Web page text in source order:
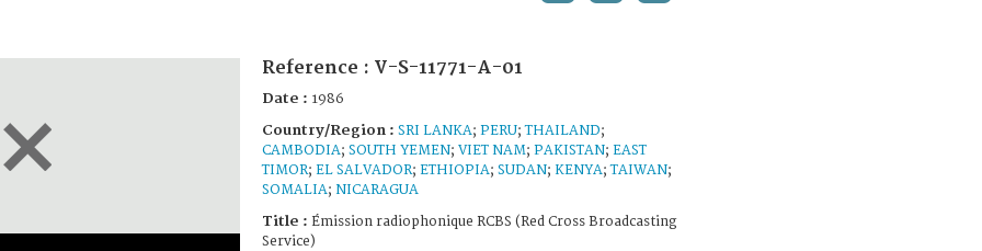
Reference : V-S-11771-A-01
Date : 1986
Country/Region : SRI LANKA; PERU;THAILAND;
CAMBODIA; SOUTH YEMEN; VIET NAM; PAKISTAN; EAST
TIMOR; EL SALVADOR; ETHIOPIA; SUDAN; KENYA;TAIWAN;
SOMALIA; NICARAGUA
Title : Émission radiophonique RCBS (Red Cross Broadcasting
Service)